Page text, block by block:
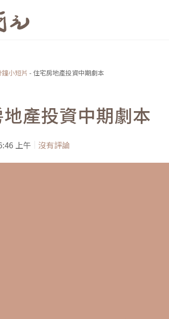
小短片 - 住宅房地產投資中期劇本
產投資中期劇本
上午 沒有評論